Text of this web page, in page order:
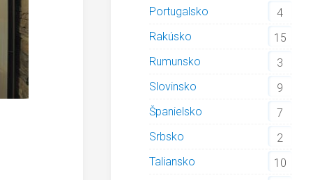
Portugalsko
4
Rakúsko
15
Rumunsko
3
Slovinsko
9
Španielsko
7
Srbsko
2
Taliansko
10